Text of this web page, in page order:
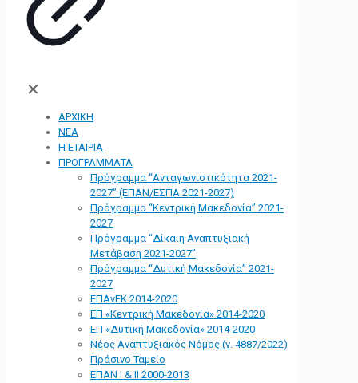
✕
ΑΡΧΙΚΗ
ΝΕΑ
Η ΕΤΑΙΡΙΑ
ΠΡΟΓΡΑΜΜΑΤΑ
Πρόγραμμα “Ανταγωνιστικότητα 2021-
2027” (ΕΠΑΝ/ΕΣΠΑ 2021-2027)
Πρόγραμμα “Κεντρική Μακεδονία” 2021-
2027
Πρόγραμμα “Δίκαιη Αναπτυξιακή
Μετάβαση 2021-2027”
Πρόγραμμα “Δυτική Μακεδονία” 2021-
2027
ΕΠΑνΕΚ 2014-2020
ΕΠ «Kεντρική Μακεδονία» 2014-2020
ΕΠ «Δυτική Μακεδονία» 2014-2020
Νέος Αναπτυξιακός Νόμος (ν. 4887/2022)
Πράσινο Ταμείο
ΕΠΑΝ Ι & ΙΙ 2000-2013